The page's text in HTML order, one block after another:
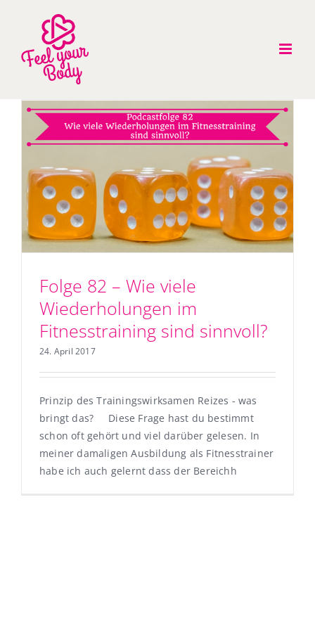
springen
Folge 82 – Wie viele
Wiederholungen im
Fitnesstraining sind sinnvoll?
24. April 2017
Prinzip des Trainingswirksamen Reizes - was
bringt das? Diese Frage hast du bestimmt
schon oft gehört und viel darüber gelesen. In
meiner damaligen Ausbildung als Fitnesstrainer
habe ich auch gelernt dass der Bereichh